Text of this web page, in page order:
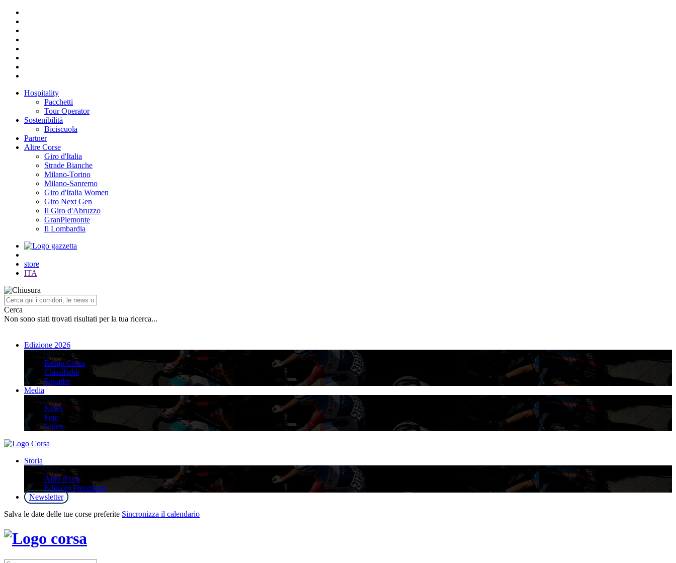
Hospitality
Pacchetti
Tour Operator
Sostenibilità
Biciscuola
Partner
Altre Corse
Giro d'Italia
Strade Bianche
Milano-Torino
Milano-Sanremo
Giro d'Italia Women
Giro Next Gen
Il Giro d'Abruzzo
GranPiemonte
Il Lombardia
store
ITA
Cerca
Non sono stati trovati risultati per la tua ricerca...
Edizione 2026
Edizione 2026
Recap Corsa
Classifiche
Squadre
Media
Media
News
Foto
Video
Storia
Storia
Albo d’oro
Edizioni Precedenti
Newsletter
Salva le date delle tue corse preferite Sincronizza il calendario